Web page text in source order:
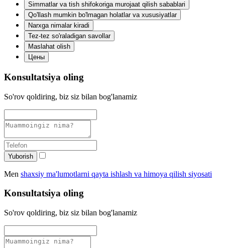
Simmatlar va tish shifokoriga murojaat qilish sabablari
Qo'llash mumkin bo'lmagan holatlar va xususiyatlar
Narxga nimalar kiradi
Tez-tez so'raladigan savollar
Maslahat olish
Цены
Konsultatsiya oling
So'rov qoldiring, biz siz bilan bog'lanamiz
Yuborish
Men shaxsiy ma'lumotlarni qayta ishlash va himoya qilish siyosati
Konsultatsiya oling
So'rov qoldiring, biz siz bilan bog'lanamiz